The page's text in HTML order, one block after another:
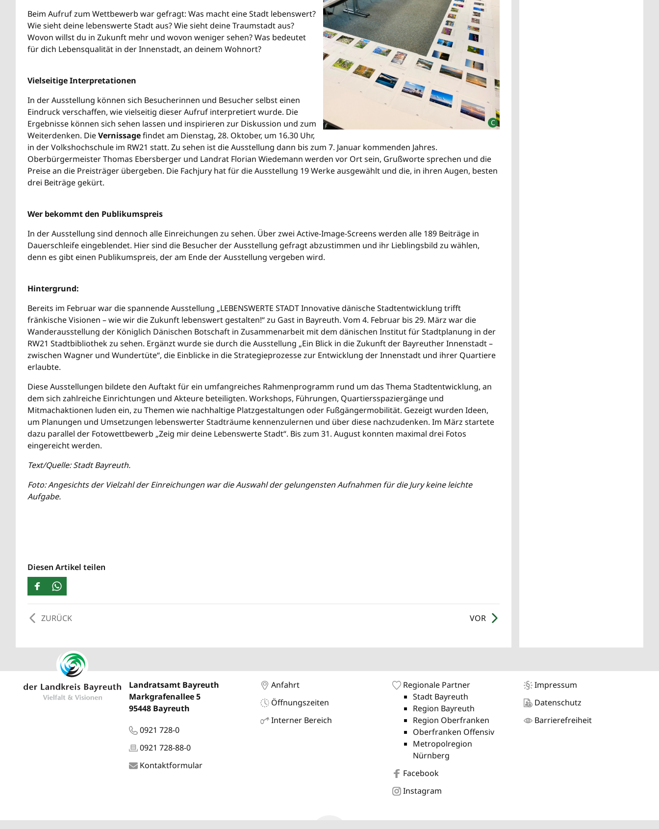
Beim Aufruf zum Wettbewerb war gefragt: Was macht eine Stadt lebenswert?
Wie sieht deine lebenswerte Stadt aus? Wie sieht deine Traumstadt aus?
Wovon willst du in Zukunft mehr und wovon weniger sehen? Was bedeutet
für dich Lebensqualität in der Innenstadt, an deinem Wohnort?
Vielseitige Interpretationen
In der Ausstellung können sich Besucherinnen und Besucher selbst einen
Eindruck verschaffen, wie vielseitig dieser Aufruf interpretiert wurde. Die
Ergebnisse können sich sehen lassen und inspirieren zur Diskussion und zum
Weiterdenken. DieVernissagefindet am Dienstag, 28. Oktober, um 16.30 Uhr,
in der Volkshochschule im RW21 statt. Zu sehen ist die Ausstellung dann bis zum 7. Januar kommenden Jahres.
Oberbürgermeister Thomas Ebersberger und Landrat Florian Wiedemann werden vor Ort sein, Grußworte sprechen und die
Preise an die Preisträger übergeben. Die Fachjury hat für die Ausstellung 19 Werke ausgewählt und die, in ihren Augen, besten
drei Beiträge gekürt.
Wer bekommt den Publikumspreis
In der Ausstellung sind dennoch alle Einreichungen zu sehen. Über zwei Active-Image-Screens werden alle 189 Beiträge in
Dauerschleife eingeblendet. Hier sind die Besucher der Ausstellung gefragt abzustimmen und ihr Lieblingsbild zu wählen,
denn es gibt einen Publikumspreis, der am Ende der Ausstellung vergeben wird.
Hintergrund:
Bereits im Februar war die spannende Ausstellung „LEBENSWERTE STADT Innovative dänische Stadtentwicklung trifft
fränkische Visionen – wie wir die Zukunft lebenswert gestalten!“ zu Gast in Bayreuth. Vom 4. Februar bis 29. März war die
Wanderausstellung der Königlich Dänischen Botschaft in Zusammenarbeit mit dem dänischen Institut für Stadtplanung in der
RW21 Stadtbibliothek zu sehen. Ergänzt wurde sie durch die Ausstellung „Ein Blick in die Zukunft der Bayreuther Innenstadt –
zwischen Wagner und Wundertüte“, die Einblicke in die Strategieprozesse zur Entwicklung der Innenstadt und ihrer Quartiere
erlaubte.
Diese Ausstellungen bildete den Auftakt für ein umfangreiches Rahmenprogramm rund um das Thema Stadtentwicklung, an
dem sich zahlreiche Einrichtungen und Akteure beteiligten. Workshops, Führungen, Quartiersspaziergänge und
Mitmachaktionen luden ein, zu Themen wie nachhaltige Platzgestaltungen oder Fußgängermobilität. Gezeigt wurden Ideen,
um Planungen und Umsetzungen lebenswerter Stadträume kennenzulernen und über diese nachzudenken. Im März startete
dazu parallel der Fotowettbewerb „Zeig mir deine Lebenswerte Stadt“. Bis zum 31. August konnten maximal drei Fotos
eingereicht werden.
Text/Quelle: Stadt Bayreuth.
Foto: Angesichts der Vielzahl der Einreichungen war die Auswahl der gelungensten Aufnahmen für die Jury keine leichte
Aufgabe.
Diesen Artikel teilen
VOR
ZURÜCK
Landratsamt Bayreuth
Markgrafenallee 5
95448 Bayreuth
0921 728-0
0921 728-88-0
Kontaktformular
Anfahrt
Öffnungszeiten
Interner Bereich
Regionale Partner
Stadt Bayreuth
Region Bayreuth
Region Oberfranken
Oberfranken Offensiv
Metropolregion
Nürnberg
Facebook
Instagram
Impressum
Datenschutz
Barrierefreiheit